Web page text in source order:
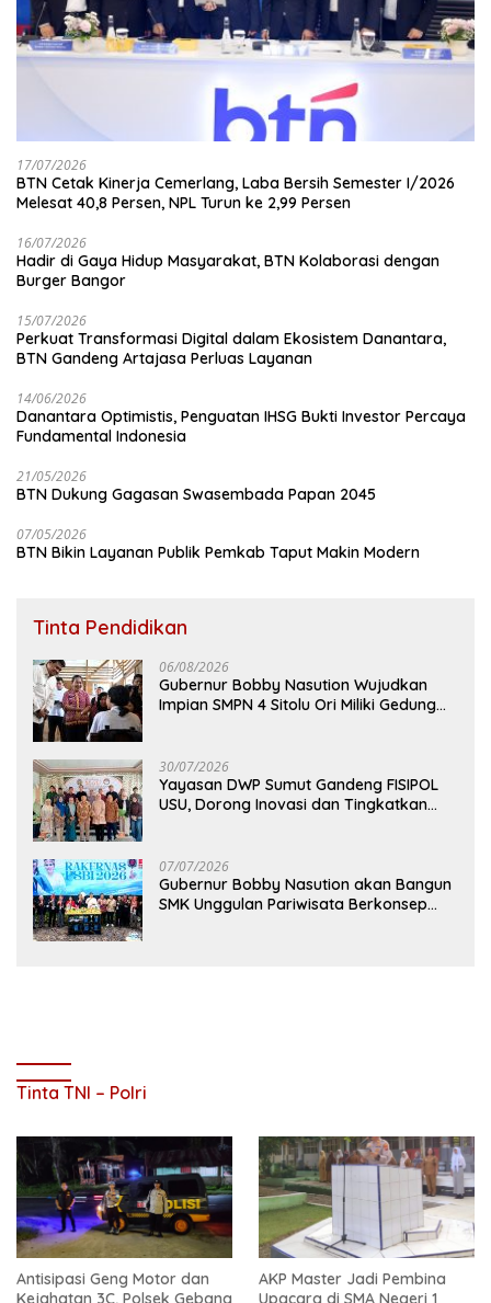
17/07/2026
BTN Cetak Kinerja Cemerlang, Laba Bersih Semester I/2026
Melesat 40,8 Persen, NPL Turun ke 2,99 Persen
16/07/2026
Hadir di Gaya Hidup Masyarakat, BTN Kolaborasi dengan
Burger Bangor
15/07/2026
Perkuat Transformasi Digital dalam Ekosistem Danantara,
BTN Gandeng Artajasa Perluas Layanan
14/06/2026
Danantara Optimistis, Penguatan IHSG Bukti Investor Percaya
Fundamental Indonesia
21/05/2026
BTN Dukung Gagasan Swasembada Papan 2045
07/05/2026
BTN Bikin Layanan Publik Pemkab Taput Makin Modern
Tinta Pendidikan
06/08/2026
Gubernur Bobby Nasution Wujudkan
Impian SMPN 4 Sitolu Ori Miliki Gedung
30/07/2026
Yayasan DWP Sumut Gandeng FISIPOL
USU, Dorong Inovasi dan Tingkatkan
07/07/2026
Gubernur Bobby Nasution akan Bangun
SMK Unggulan Pariwisata Berkonsep
Tinta TNI – Polri
Antisipasi Geng Motor dan
Kejahatan 3C, Polsek Gebang
AKP Master Jadi Pembina
Upacara di SMA Negeri 1